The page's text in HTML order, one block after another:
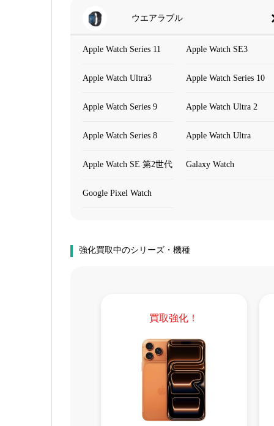
ウエアラブル
Apple Watch Series 11 Apple Watch SE3
Apple Watch Ultra3 Apple Watch Series 10
Apple Watch Series 9 Apple Watch Ultra 2
Apple Watch Series 8 Apple Watch Ultra
Apple Watch SE 第2世代 Galaxy Watch
Google Pixel Watch
強化買取中のシリーズ・機種
買取強化！